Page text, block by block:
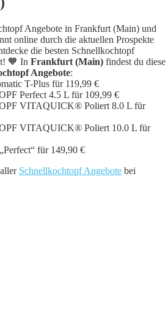
Angebote in Frankfurt (Main) und
online durch die aktuellen Prospekte
die besten Schnellkochtopf
🧡 In Frankfurt (Main) findest du diese
Angebote:
T-Plus für 119,99 €
Perfect 4.5 L für 109,99 €
VITAQUICK® Poliert 8.0 L für
VITAQUICK® Poliert 10.0 L für
für 149,90 €
Schnellkochtopf Angebote bei